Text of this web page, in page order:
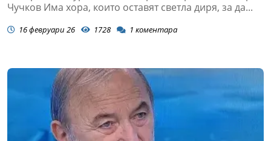
Чучков Има хора, които оставят светла диря, за да...
16 февруари 26 1728 1 коментара